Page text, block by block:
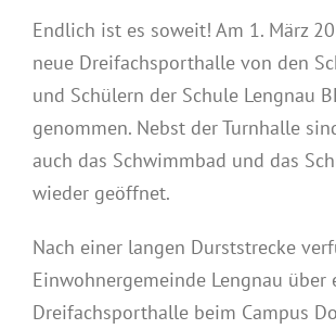
Endlich ist es soweit! Am 1. März
neue Dreifachsporthalle von den
und Schülern der Schule Lengnau
genommen. Nebst der Turnhalle
auch das Schwimmbad und das
wieder geöffnet.
Nach einer langen Durststrecke
Einwohnergemeinde Lengnau über
Dreifachsporthalle beim Campus